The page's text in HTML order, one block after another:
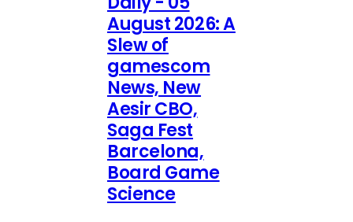
August 2026: A
Slew of
gamescom
News, New
Aesir CBO,
Saga Fest
Barcelona,
Board Game
Science